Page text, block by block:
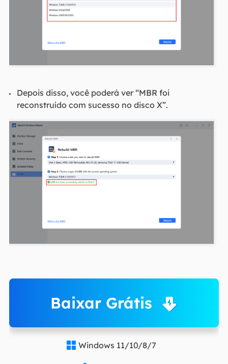
Depois disso, você poderá ver “MBR foi
reconstruído com sucesso no disco X”.
Baixar Grátis
 Windows 11/10/8/7